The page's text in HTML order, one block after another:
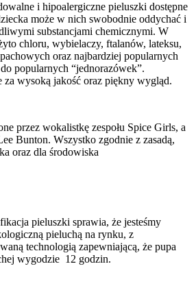
i hipoalergiczne pieluszki dostępne
może w nich swobodnie oddychać i
substancjami chemicznymi. W
chloru, wybielaczy, ftalanów, lateksu,
oraz najbardziej popularnych
popularnych “jednorazówek”.
za wysoką jakość oraz piękny wygląd.
przez wokalistkę zespołu Spice Girls, a
Bunton. Wszystko zgodnie z zasadą,
oraz dla środowiska
pieluszki sprawia, że jesteśmy
pieluchą na rynku, z
technologią zapewniającą, że pupa
wygodzie 12 godzin.